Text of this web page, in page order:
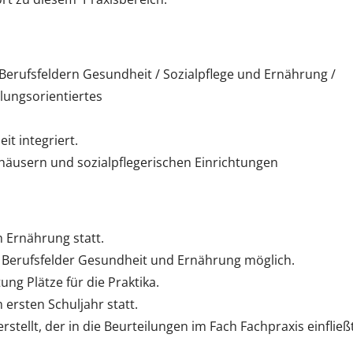
Gesundheit / Sozialpflege und Ernährung /
integriert.
und sozialpflegerischen Einrichtungen
Ernährung statt.
Gesundheit und Ernährung möglich.
Plätze für die Praktika.
ersten Schuljahr statt.
der in die Beurteilungen im Fach Fachpraxis